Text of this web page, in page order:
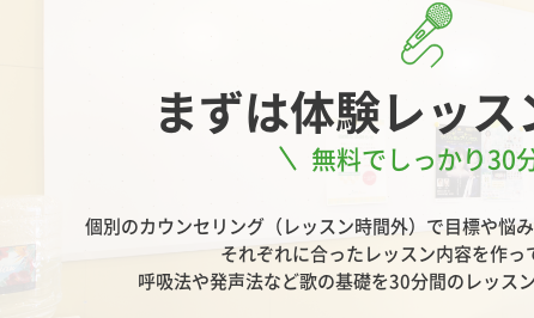
まずは体験レッス
無料でしっかり30
個別のカウンセリング（レッスン時間外）で目標や悩
それぞれに合ったレッスン内容を作っ
呼吸法や発声法など歌の基礎を30分間のレッス